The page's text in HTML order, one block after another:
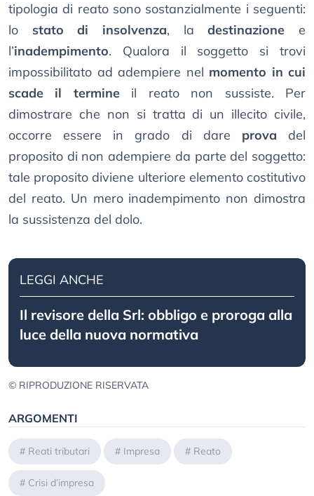
tipologia di reato sono sostanzialmente i seguenti:
lo stato di insolvenza, ladestinazione e
l’inadempimento. Qualora il soggetto si trovi
impossibilitato ad adempiere nel momento in cui
scade il termineil reato non sussiste. Per
dimostrare che non si tratta di un illecito civile,
occorre essere in grado di dare prova del
proposito di non adempiere da parte del soggetto:
tale proposito diviene ulteriore elemento costitutivo
del reato. Un mero inadempimento non dimostra
la sussistenza del dolo.
LEGGI ANCHE
Il revisore della Srl: obbligo e proroga alla
luce della nuova normativa
© RIPRODUZIONE RISERVATA
ARGOMENTI
# Reati tributari # Impresa # Reato
# Crisi d’impresa